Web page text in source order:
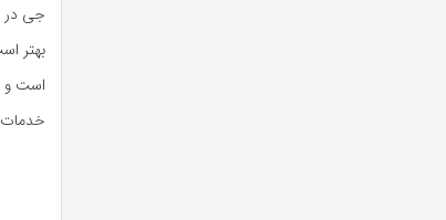
جی در
بهتر
است و
خدمات